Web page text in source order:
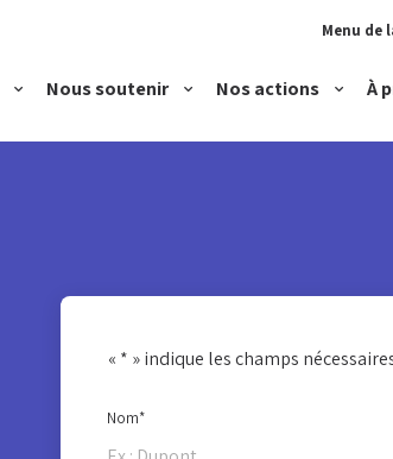
Menu de
Nous soutenir Nos actions À
« * » indique les champs
Nom*